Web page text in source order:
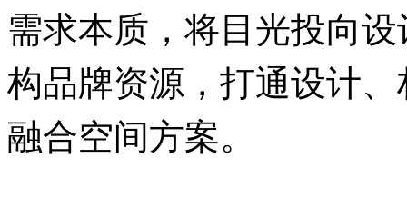
需求本质，将目光投向
构品牌资源，打通设计
融合空间方案。